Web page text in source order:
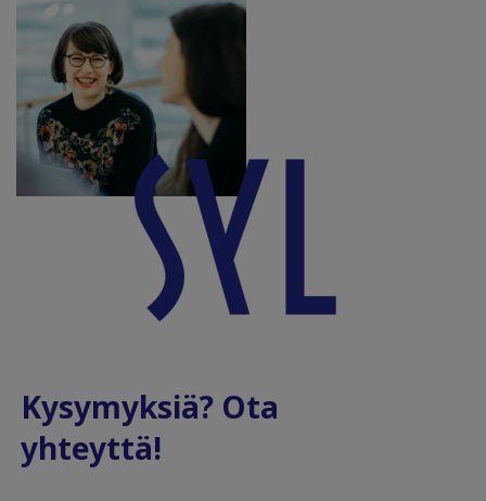
Kysymyksiä? Ota
yhteyttä!